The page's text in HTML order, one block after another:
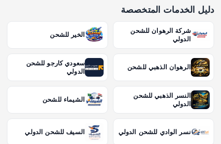
دليل الخدمات المتخصصة
شركة الرهوان للشحن
الدولي
الخير للشحن
الرهوان الذهبي للشحن
سعودي كارجو للشحن
الدولي
النسر الذهبي للشحن
الدولي
الشيماء للشحن
نسر الوادي للشحن الدولي السيف للشحن الدولي